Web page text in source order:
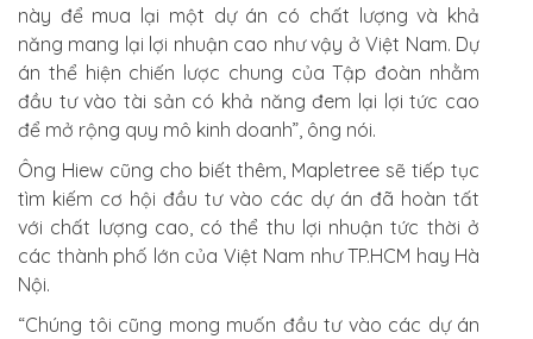
này để mua lại một dự án có chất lượng và khả
năng mang lại lợi nhuận cao như vậy ở Việt Nam. Dự
án thể hiện chiến lược chung của Tập đoàn nhằm
đầu tư vào tài sản có khả năng đem lại lợi tức cao
để mở rộng quy mô kinh doanh”, ông nói.
Ông Hiew cũng cho biết thêm, Mapletree sẽ tiếp tục
tìm kiếm cơ hội đầu tư vào các dự án đã hoàn tất
với chất lượng cao, có thể thu lợi nhuận tức thời ở
các thành phố lớn của Việt Nam như TP.HCM hay Hà
Nội.
“Chúng tôi cũng mong muốn đầu tư vào các dự án